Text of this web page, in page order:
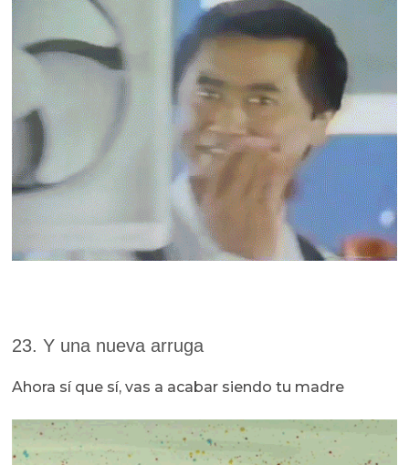
23. Y una nueva arruga
Ahora sí que sí, vas a acabar siendo tu madre